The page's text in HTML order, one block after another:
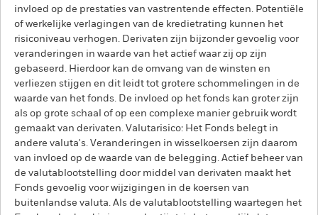
invloed op de prestaties van vastrentende effecten. Potentiële
of werkelijke verlagingen van de kredietrating kunnen het
risiconiveau verhogen. Derivaten zijn bijzonder gevoelig voor
veranderingen in waarde van het actief waar zij op zijn
gebaseerd. Hierdoor kan de omvang van de winsten en
verliezen stijgen en dit leidt tot grotere schommelingen in de
waarde van het fonds. De invloed op het fonds kan groter zijn
als op grote schaal of op een complexe manier gebruik wordt
gemaakt van derivaten. Valutarisico: Het Fonds belegt in
andere valuta's. Veranderingen in wisselkoersen zijn daarom
van invloed op de waarde van de belegging. Actief beheer van
de valutablootstelling door middel van derivaten maakt het
Fonds gevoelig voor wijzigingen in de koersen van
buitenlandse valuta. Als de valutablootstelling waartegen het